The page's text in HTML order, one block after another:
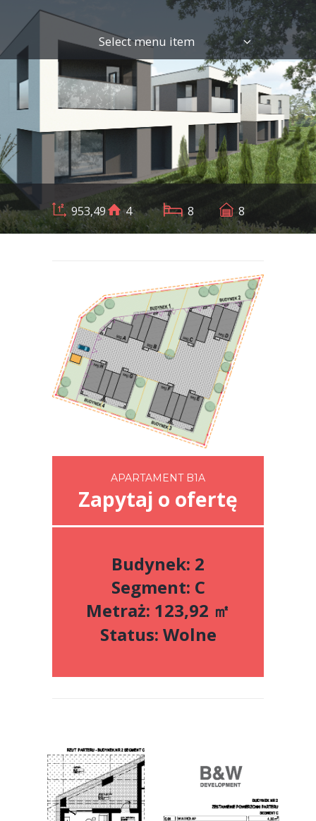
Select menu item
953,49 4 8 8
APARTAMENT B1A
Zapytaj o ofertę
Budynek: 2
Segment: C
Metraż: 123,92 ㎡
Status: Wolne